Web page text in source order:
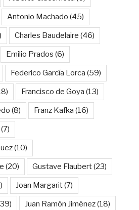
Antonio Machado (45)
Charles Baudelaire (46)
Emilio Prados (6)
Federico García Lorca (59)
Francisco de Goya (13)
(8) Franz Kafka (16)
(7)
(10)
(20) Gustave Flaubert(23)
Joan Margarit(7)
Juan Ramón Jiménez(18)